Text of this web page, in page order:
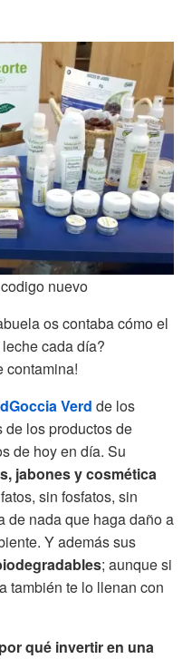
nuevo
os contaba cómo el
cada día?
contamina!
Goccia Verd de los
los productos de
de hoy en día. Su
jabones y cosmética
sin fosfatos, sin
de nada que haga daño a
Y además sus
; aunque si
también te lo llenan con
qué invertir en una